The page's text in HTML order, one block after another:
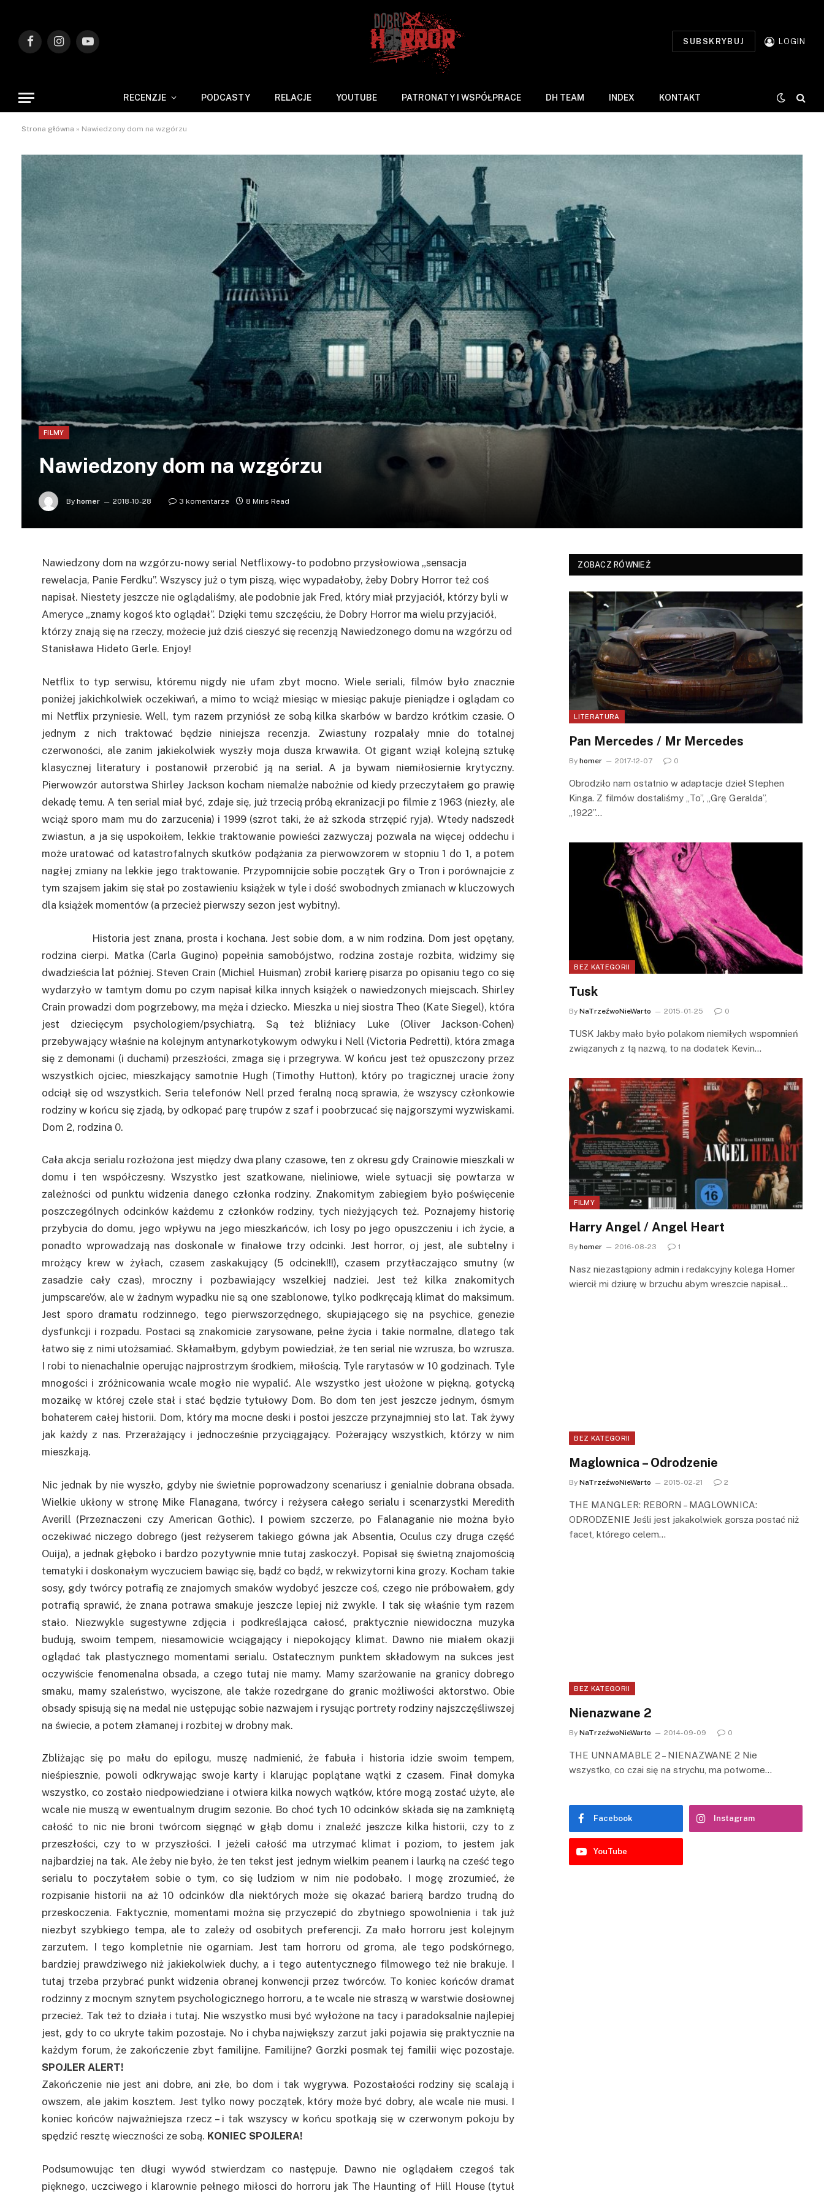
FacebookInstagramYouTube
SUBSKRYBUJ LOGIN
RECENZJE PODCASTY RELACJE YOUTUBE PATRONATY I WSPÓŁPRACE DH TEAM INDEX KONTAKT
Strona główna » Nawiedzony dom na wzgórzu
FILMY
Nawiedzony dom na wzgórzu
By homer 2018-10-28 3 komentarze 8 Mins Read
Nawiedzony dom na wzgórzu- nowy serial Netflixowy- to podobno przysłowiowa „sensacja
rewelacja, Panie Ferdku”. Wszyscy już o tym piszą, więc wypadałoby, żeby Dobry Horror też coś
napisał. Niestety jeszcze nie oglądaliśmy, ale podobnie jak Fred, który miał przyjaciół, którzy byli w
Ameryce „znamy kogoś kto oglądał”. Dzięki temu szczęściu, że Dobry Horror ma wielu przyjaciół,
którzy znają się na rzeczy, możecie już dziś cieszyć się recenzją Nawiedzonego domu na wzgórzu od
Stanisława Hideto Gerle. Enjoy!
Netflix to typ serwisu, któremu nigdy nie ufam zbyt mocno. Wiele seriali, filmów było znacznie
poniżej jakichkolwiek oczekiwań, a mimo to wciąż miesiąc w miesiąc pakuje pieniądze i oglądam co
mi Netflix przyniesie. Well, tym razem przyniósł ze sobą kilka skarbów w bardzo krótkim czasie. O
jednym z nich traktować będzie niniejsza recenzja. Zwiastuny rozpalały mnie do totalnej
czerwoności, ale zanim jakiekolwiek wyszły moja dusza krwawiła. Ot gigant wziął kolejną sztukę
klasycznej literatury i postanowił przerobić ją na serial. A ja bywam niemiłosiernie krytyczny.
Pierwowzór autorstwa Shirley Jackson kocham niemalże nabożnie od kiedy przeczytałem go prawię
dekadę temu. A ten serial miał być, zdaje się, już trzecią próbą ekranizacji po filmie z 1963 (niezły, ale
wciąż sporo mam mu do zarzucenia) i 1999 (szrot taki, że aż szkoda strzępić ryja). Wtedy nadszedł
zwiastun, a ja się uspokoiłem, lekkie traktowanie powieści zazwyczaj pozwala na więcej oddechu i
może uratować od katastrofalnych skutków podążania za pierwowzorem w stopniu 1 do 1, a potem
nagłej zmiany na lekkie jego traktowanie. Przypomnijcie sobie początek Gry o Tron i porównajcie z
tym szajsem jakim się stał po zostawieniu książek w tyle i dość swobodnych zmianach w kluczowych
dla książek momentów (a przecież pierwszy sezon jest wybitny).
Historia jest znana, prosta i kochana. Jest sobie dom, a w nim rodzina. Dom jest opętany,
rodzina cierpi. Matka (Carla Gugino) popełnia samobójstwo, rodzina zostaje rozbita, widzimy się
dwadzieścia lat później. Steven Crain (Michiel Huisman) zrobił karierę pisarza po opisaniu tego co się
wydarzyło w tamtym domu po czym napisał kilka innych książek o nawiedzonych miejscach. Shirley
Crain prowadzi dom pogrzebowy, ma męża i dziecko. Mieszka u niej siostra Theo (Kate Siegel), która
jest dziecięcym psychologiem/psychiatrą. Są też bliźniacy Luke (Oliver Jackson-Cohen)
przebywający właśnie na kolejnym antynarkotykowym odwyku i Nell (Victoria Pedretti), która zmaga
się z demonami (i duchami) przeszłości, zmaga się i przegrywa. W końcu jest też opuszczony przez
wszystkich ojciec, mieszkający samotnie Hugh (Timothy Hutton), który po tragicznej uracie żony
odciął się od wszystkich. Seria telefonów Nell przed feralną nocą sprawia, że wszyscy członkowie
rodziny w końcu się zjadą, by odkopać parę trupów z szaf i poobrzucać się najgorszymi wyzwiskami.
Dom 2, rodzina 0.
Cała akcja serialu rozłożona jest między dwa plany czasowe, ten z okresu gdy Crainowie mieszkali w
domu i ten współczesny. Wszystko jest szatkowane, nieliniowe, wiele sytuacji się powtarza w
zależności od punktu widzenia danego członka rodziny. Znakomitym zabiegiem było poświęcenie
poszczególnych odcinków każdemu z członków rodziny, tych nieżyjących też. Poznajemy historię
przybycia do domu, jego wpływu na jego mieszkańców, ich losy po jego opuszczeniu i ich życie, a
ponadto wprowadzają nas doskonale w finałowe trzy odcinki. Jest horror, oj jest, ale subtelny i
mrożący krew w żyłach, czasem zaskakujący (5 odcinek!!!), czasem przytłaczająco smutny (w
zasadzie cały czas), mroczny i pozbawiający wszelkiej nadziei. Jest też kilka znakomitych
jumpscare’ów, ale w żadnym wypadku nie są one szablonowe, tylko podkręcają klimat do maksimum.
Jest sporo dramatu rodzinnego, tego pierwszorzędnego, skupiającego się na psychice, genezie
dysfunkcji i rozpadu. Postaci są znakomicie zarysowane, pełne życia i takie normalne, dlatego tak
łatwo się z nimi utożsamiać. Skłamałbym, gdybym powiedział, że ten serial nie wzrusza, bo wzrusza.
I robi to nienachalnie operując najprostrzym środkiem, miłością. Tyle rarytasów w 10 godzinach. Tyle
mnogości i zróżnicowania wcale mogło nie wypalić. Ale wszystko jest ułożone w piękną, gotycką
mozaikę w której czele stał i stać będzie tytułowy Dom. Bo dom ten jest jeszcze jednym, ósmym
bohaterem całej historii. Dom, który ma mocne deski i postoi jeszcze przynajmniej sto lat. Tak żywy
jak każdy z nas. Przerażający i jednocześnie przyciągający. Pożerający wszystkich, którzy w nim
mieszkają.
Nic jednak by nie wyszło, gdyby nie świetnie poprowadzony scenariusz i genialnie dobrana obsada.
Wielkie ukłony w stronę Mike Flanagana, twórcy i reżysera całego serialu i scenarzystki Meredith
Averill (Przeznaczeni czy American Gothic). I powiem szczerze, po Falanaganie nie można było
oczekiwać niczego dobrego (jest reżyserem takiego gówna jak Absentia, Oculus czy druga część
Ouija), a jednak głęboko i bardzo pozytywnie mnie tutaj zaskoczył. Popisał się świetną znajomością
tematyki i doskonałym wyczuciem bawiąc się, bądź co bądź, w rekwizytorni kina grozy. Kocham takie
sosy, gdy twórcy potrafią ze znajomych smaków wydobyć jeszcze coś, czego nie próbowałem, gdy
potrafią sprawić, że znana potrawa smakuje jeszcze lepiej niż zwykle. I tak się właśnie tym razem
stało. Niezwykle sugestywne zdjęcia i podkreślająca całosć, praktycznie niewidoczna muzyka
budują, swoim tempem, niesamowicie wciągający i niepokojący klimat. Dawno nie miałem okazji
oglądać tak plastycznego momentami serialu. Ostatecznym punktem składowym na sukces jest
oczywiście fenomenalna obsada, a czego tutaj nie mamy. Mamy szarżowanie na granicy dobrego
smaku, mamy szaleństwo, wyciszone, ale także rozedrgane do granic możliwości aktorstwo. Obie
obsady spisują się na medal nie ustępując sobie nazwajem i rysując portrety rodziny najszczęśliwszej
na świecie, a potem złamanej i rozbitej w drobny mak.
Zbliżając się po mału do epilogu, muszę nadmienić, że fabuła i historia idzie swoim tempem,
nieśpiesznie, powoli odkrywając swoje karty i klarując poplątane wątki z czasem. Finał domyka
wszystko, co zostało niedpowiedziane i otwiera kilka nowych wątków, które mogą zostać użyte, ale
wcale nie muszą w ewentualnym drugim sezonie. Bo choć tych 10 odcinków składa się na zamkniętą
całość to nic nie broni twórcom sięgnąć w głąb domu i znaleźć jeszcze kilka historii, czy to z
przeszłości, czy to w przyszłości. I jeżeli całość ma utrzymać klimat i poziom, to jestem jak
najbardziej na tak. Ale żeby nie było, że ten tekst jest jednym wielkim peanem i laurką na cześć tego
serialu to poczytałem sobie o tym, co się ludziom w nim nie podobało. I mogę zrozumieć, że
rozpisanie historii na aż 10 odcinków dla niektórych może się okazać barierą bardzo trudną do
przeskoczenia. Faktycznie, momentami można się przyczepić do zbytniego spowolnienia i tak już
niezbyt szybkiego tempa, ale to zależy od osobitych preferencji. Za mało horroru jest kolejnym
zarzutem. I tego kompletnie nie ogarniam. Jest tam horroru od groma, ale tego podskórnego,
bardziej prawdziwego niż jakiekolwiek duchy, a i tego autentycznego filmowego też nie brakuje. I
tutaj trzeba przybrać punkt widzenia obranej konwencji przez twórców. To koniec końców dramat
rodzinny z mocnym sznytem psychologicznego horroru, a te wcale nie straszą w warstwie dosłownej
przecież. Tak też to działa i tutaj. Nie wszystko musi być wyłożone na tacy i paradoksalnie najlepiej
jest, gdy to co ukryte takim pozostaje. No i chyba największy zarzut jaki pojawia się praktycznie na
każdym forum, że zakończenie zbyt familijne. Familijne? Gorzki posmak tej familii więc pozostaje.
SPOJLER ALERT!
Zakończenie nie jest ani dobre, ani złe, bo dom i tak wygrywa. Pozostałości rodziny się scalają i
owszem, ale jakim kosztem. Jest tylko nowy początek, który może być dobry, ale wcale nie musi. I
koniec końców najważniejsza rzecz – i tak wszyscy w końcu spotkają się w czerwonym pokoju by
spędzić resztę wieczności ze sobą. KONIEC SPOJLERA!
Podsumowując ten długi wywód stwierdzam co następuje. Dawno nie oglądałem czegoś tak
pięknego, uczciwego i klarownie pełnego miłosci do horroru jak The Haunting of Hill House (tytuł
ZOBACZ RÓWNIEŻ
LITERATURA
Pan Mercedes / Mr Mercedes
By homer 2017-12-07 0
Obrodziło nam ostatnio w adaptacje dzieł Stephen
Kinga. Z filmów dostaliśmy „To”, „Grę Geralda”,
„1922”…
BEZ KATEGORII
Tusk
By NaTrzeźwoNieWarto 2015-01-25 0
TUSK Jakby mało było polakom niemiłych wspomnień
związanych z tą nazwą, to na dodatek Kevin…
FILMY
Harry Angel / Angel Heart
By homer 2016-08-23 1
Nasz niezastąpiony admin i redakcyjny kolega Homer
wiercił mi dziurę w brzuchu abym wreszcie napisał…
BEZ KATEGORII
Maglownica – Odrodzenie
By NaTrzeźwoNieWarto 2015-02-21 2
THE MANGLER: REBORN – MAGLOWNICA:
ODRODZENIE Jeśli jest jakakolwiek gorsza postać niż
facet, którego celem…
BEZ KATEGORII
Nienazwane 2
By NaTrzeźwoNieWarto 2014-09-09 0
THE UNNAMABLE 2 – NIENAZWANE 2 Nie
wszystko, co czai się na strychu, ma potworne…
Facebook Instagram
YouTube